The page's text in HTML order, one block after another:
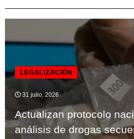
LEGALIZACIÓN
31 julio, 2026
Actualizan protocolo
análisis de drogas